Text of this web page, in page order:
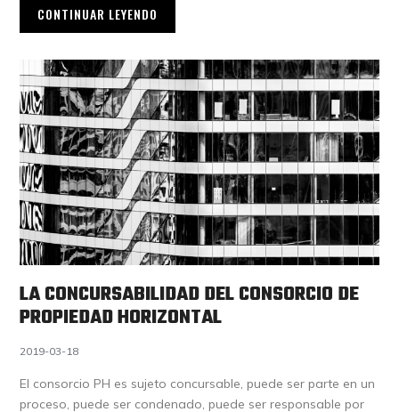
CONTINUAR LEYENDO
LA CONCURSABILIDAD DEL CONSORCIO DE
PROPIEDAD HORIZONTAL
2019-03-18
El consorcio PH es sujeto concursable, puede ser parte en un
proceso, puede ser condenado, puede ser responsable por